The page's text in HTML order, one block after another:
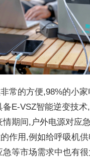
常的方便,98%的小
备E-VSZ智能逆变技
情期间,户外电源对应
作用,例如给呼吸机
等市场需求中也有